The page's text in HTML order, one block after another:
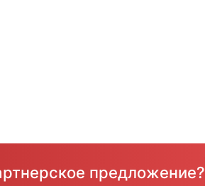
предложение?